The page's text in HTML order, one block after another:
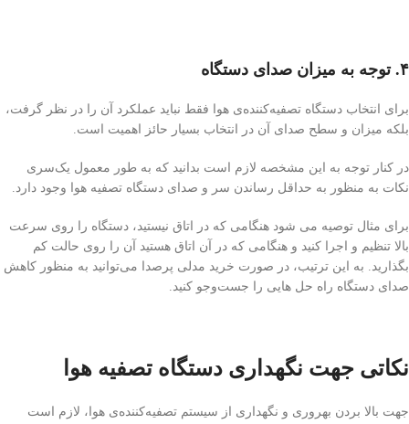
۴. توجه به میزان صدای دستگاه
برای انتخاب دستگاه تصفیه‌کننده‌ی هوا فقط نباید عملکرد آن را در نظر گرفت،
بلکه میزان و سطح صدای آن در انتخاب بسیار حائز اهمیت است.
در کنار توجه به این مشخصه لازم است بدانید که به طور معمول یک‌سری
نکات به منظور به حداقل رساندن سر و صدای دستگاه تصفیه هوا وجود دارد.
برای مثال توصیه می شود هنگامی که در اتاق نیستید، دستگاه را روی سرعت
بالا تنظیم و اجرا کنید و هنگامی که در آن اتاق هستید آن را روی حالت کم
بگذارید. به این ترتیب، در صورت خرید مدلی پرصدا می‌توانید به منظور کاهش
صدای دستگاه راه حل هایی را جست‌وجو کنید.
نکاتی جهت نگهداری دستگاه تصفیه هوا
جهت بالا بردن بهروری و نگهداری از سیستم تصفیه‌کننده‌ی هوا، لازم است